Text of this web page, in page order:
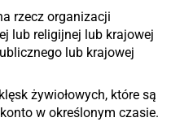
rzecz organizacji
lub religijnej lub krajowej
lub krajowej
żywiołowych, które są
w określonym czasie.